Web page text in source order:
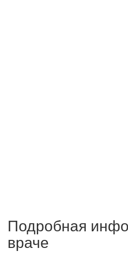
Подробная
враче